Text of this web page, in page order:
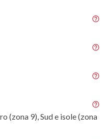
(zona 9), Sud e isole (zona